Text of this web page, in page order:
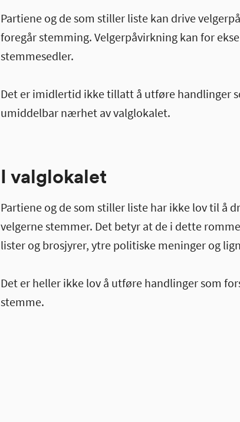
Partiene og de som stiller liste kan drive
foregår stemming. Velgerpåvirkning kan for
stemmesedler.
Det er imidlertid ikke tillatt å utføre handlinger
umiddelbar nærhet av valglokalet.
I valglokalet
Partiene og de som stiller liste har ikke lov til å
velgerne stemmer. Det betyr at de i dette
lister og brosjyrer, ytre politiske meninger og
Det er heller ikke lov å utføre handlinger som
stemme.